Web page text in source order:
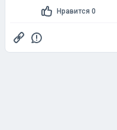
Нравится 0